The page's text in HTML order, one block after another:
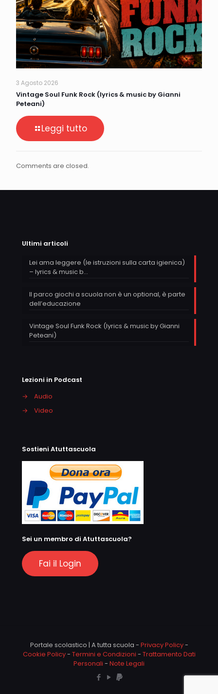
3 Agosto 2026
Vintage Soul Funk Rock (lyrics & music by Gianni
Peteani)
Leggi tutto
Comments are closed.
Ultimi articoli
Lei ama leggere (le istruzioni sulla carta igienica)
– lyrics & music b…
Il parco giochi a scuola non è un optional, è parte
dell’educazione
Vintage Soul Funk Rock (lyrics & music by Gianni
Peteani)
Lezioni in Podcast
→
Audio
→
Video
Sostieni Atuttascuola
Sei un membro di Atuttascuola?
Fai il Login
Portale scolastico | A tutta scuola - Privacy Policy-
Cookie Policy- Termini e Condizioni - Trattamento Dati
Personali - Note Legali